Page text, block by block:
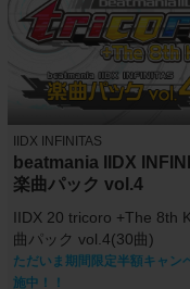
IIDX INFINITAS
beatmania IIDX
楽曲パック vol.4
IIDX 20 tricoro +The 8th
曲パック vol.4(30曲)
ただいま期間限定半額キャン
施中！！